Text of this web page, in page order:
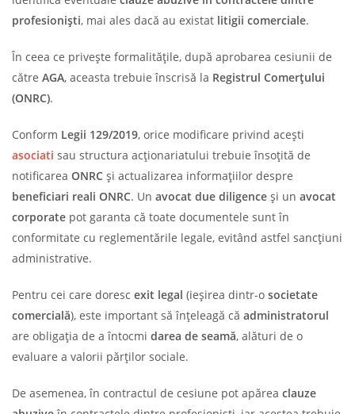
profesioniști, mai ales dacă au existat litigii comerciale.
În ceea ce privește formalitățile, după aprobarea cesiunii de
către AGA, aceasta trebuie înscrisă la Registrul Comerțului
(ONRC).
Conform Legii 129/2019, orice modificare privind acești
asociati sau structura acționariatului trebuie însoțită de
notificarea ONRC și actualizarea informațiilor despre
beneficiari reali ONRC. Un avocat due diligence și un avocat
corporate pot garanta că toate documentele sunt în
conformitate cu reglementările legale, evitând astfel sancțiuni
administrative.
Pentru cei care doresc exit legal (ieșirea dintr-o societate
comercială), este important să înțeleagă că administratorul
are obligația de a întocmi darea de seamă, alături de o
evaluare a valorii părților sociale.
De asemenea, în contractul de cesiune pot apărea clauze